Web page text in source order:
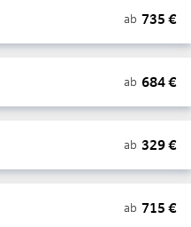
ab 735 €
ab 684€
ab 329€
ab 715 €